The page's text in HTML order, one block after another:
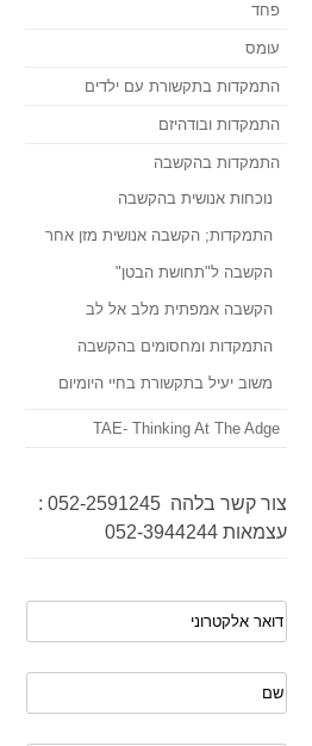
פחד
עומס
התמקדות בתקשורת עם ילדים
התמקדות ובודהיזם
התמקדות בהקשבה
נוכחות אנושית בהקשבה
התמקדות; הקשבה אנושית מזן אחר
הקשבה ל"תחושת הבטן"
הקשבה אמפתית מלב אל לב
התמקדות ומחסומים בהקשבה
משוב יעיל בתקשורת בחיי היומיום
TAE- Thinking At The Adge
צור קשר בלהה 052-2591245 :
עצמאות 052-3944244